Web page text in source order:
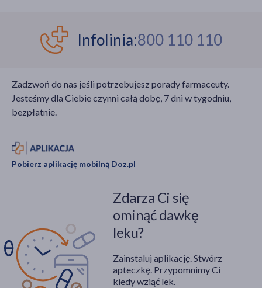
Infolinia:800 110 110
Zadzwoń do nas jeśli potrzebujesz porady farmaceuty.
Jesteśmy dla Ciebie czynni całą dobę, 7 dni w tygodniu,
bezpłatnie.
Pobierz aplikację mobilną Doz.pl
Zdarza Ci się
ominąć dawkę
leku?
Zainstaluj aplikację. Stwórz
apteczkę. Przypomnimy Ci
kiedy wziąć lek.